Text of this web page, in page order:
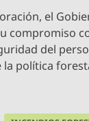
el
compromiso
del
política